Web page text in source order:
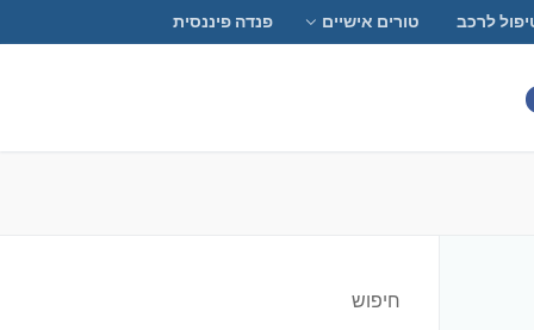
לרכב טורים אישיים פנדה פיננסית
חיפוש